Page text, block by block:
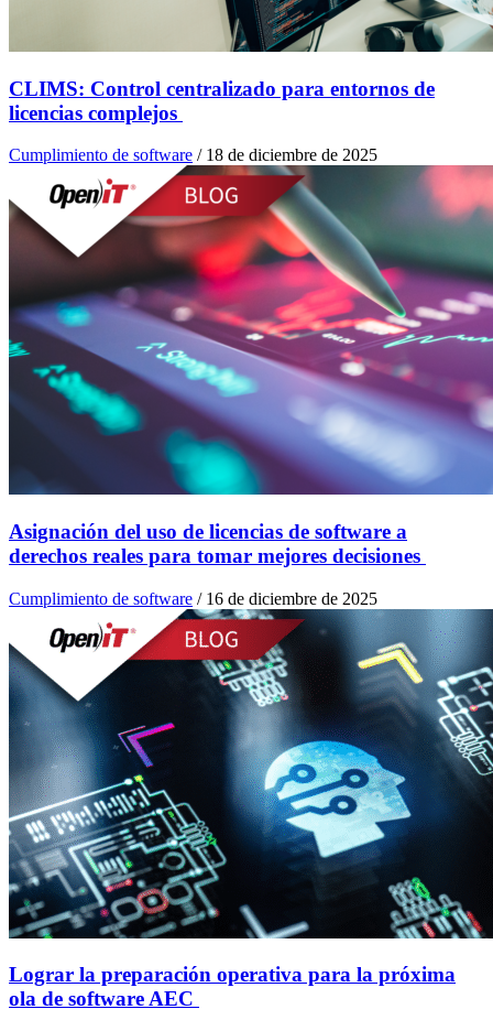
CLIMS: Control centralizado para entornos de
licencias complejos
Cumplimiento de software / 18 de diciembre de 2025
Asignación del uso de licencias de software a
derechos reales para tomar mejores decisiones
Cumplimiento de software / 16 de diciembre de 2025
Lograr la preparación operativa para la próxima
ola de software AEC